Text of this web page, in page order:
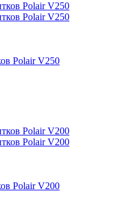
Polair V250
Polair V200